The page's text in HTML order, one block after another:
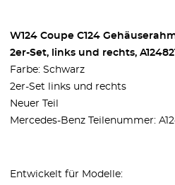
W124 Coupe C124
2er-Set, links und rechts,
Farbe: Schwarz
2er-Set links und rechts
Neuer Teil
Mercedes-Benz Teilenummer:
Entwickelt für Modelle: